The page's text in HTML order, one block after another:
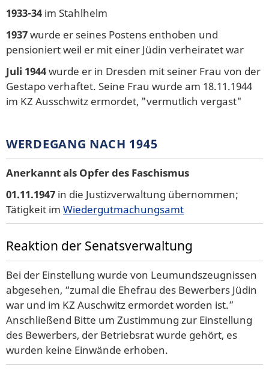
1933-34 im Stahlhelm
1937wurde er seines Postens enthoben und
pensioniert weil er mit einer Jüdin verheiratet war
Juli 1944wurde er in Dresden mit seiner Frau von der
Gestapo verhaftet. Seine Frau wurde am 18.11.1944
im KZ Ausschwitz ermordet, "vermutlich vergast"
WERDEGANG NACH 1945
Anerkannt als Opfer des Faschismus
01.11.1947 in die Justizverwaltung übernommen;
Tätigkeit im Wiedergutmachungsamt
Reaktion der Senatsverwaltung
Bei der Einstellung wurde von Leumundszeugnissen
abgesehen, “zumal die Ehefrau des Bewerbers Jüdin
war und im KZ Auschwitz ermordet worden ist.”
Anschließend Bitte um Zustimmung zur Einstellung
des Bewerbers, der Betriebsrat wurde gehört, es
wurden keine Einwände erhoben.